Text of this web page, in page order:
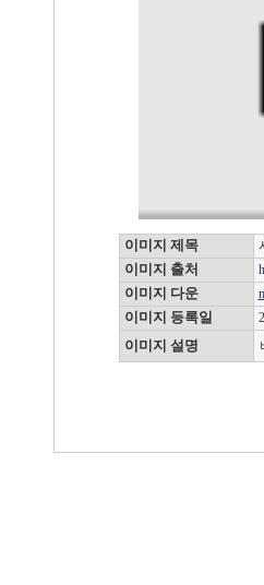
이미지 제목
이미지 출처
이미지 다운
이미지 등록일
이미지 설명